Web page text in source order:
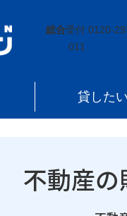
総合受付 0120-
011
貸したい
不動産の